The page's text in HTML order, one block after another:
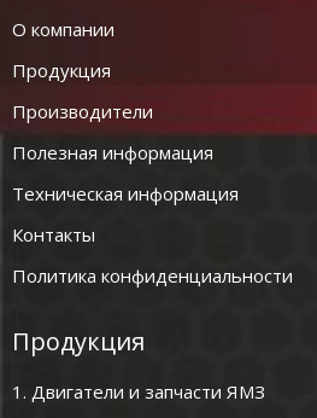
О компании
Продукция
Производители
Полезная информация
Техническая информация
Контакты
Политика конфиденциальности
Продукция
1. Двигатели и запчасти ЯМЗ